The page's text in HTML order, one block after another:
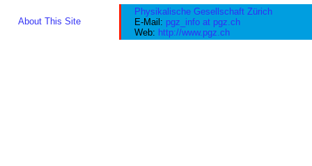
About This Site
Physikalische Gesellschaft Zürich
E-Mail: pgz_info at pgz.ch
Web: http://www.pgz.ch